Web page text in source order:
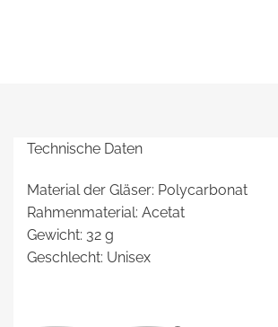
Technische Daten
Material der Gläser: Polycarbonat
Rahmenmaterial: Acetat
Gewicht: 32 g
Geschlecht: Unisex